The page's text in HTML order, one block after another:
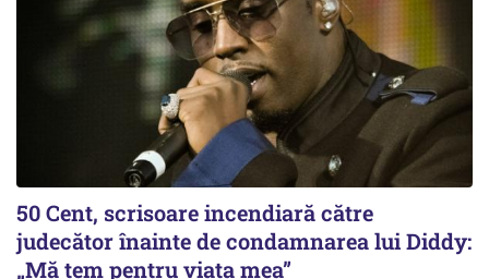
50 Cent, scrisoare incendiară către
judecător înainte de condamnarea lui Diddy:
„Mă tem pentru viața mea”